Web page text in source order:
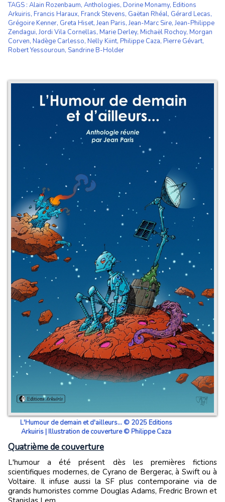
TAGS : Alain Rozenbaum, Anthologies, Dorine Monamy, Editions
Arkuiris, Francis Haraux, Franck Stevens, Gaëtan Rhéal, Gérard Lecas,
Grégoire Kenner, Greta Hiset,Jean Paris,Jean-Marc Sire,Jean-Philippe
Zendagui,Jordi Vila Cornellas, Marie Derley, Michaël Rochoy, Morgan
Corven, Nadège Carlesso, Nelly Kiint, Philippe Caza, Pierre Gévart,
Robert Yessouroun, Sandrine B-Holder
L'Humour de demain et d'ailleurs... © 2025 Editions
Arkuiris | Illustration de couverture © Philippe Caza
Quatrième de couverture
L'humour a été présent dès les premières fictions
scientifiques modernes, de Cyrano de Bergerac, à Swift ou à
Voltaire. Il infuse aussi la SF plus contemporaine via de
grands humoristes comme Douglas Adams, Fredric Brown et